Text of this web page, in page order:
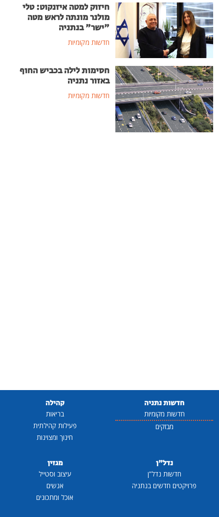
חיזוק למטה איזנקוט: טלי
מולנר מונתה לראש מטה
"ישר" בנתניה
חדשות מקומיות
חסימות לילה בכביש החוף
באזור נתניה
חדשות מקומיות
חדשות נתניה
חדשות מקומיות
מבזקים
קהילה
בריאות
פעילות קהילתית
חינוך ומצוינות
נדל"ן
חדשות נדל"ן
פרויקטים חדשים בנתניה
מגזין
עיצוב וסטייל
אנשים
אוכל ומתכונים